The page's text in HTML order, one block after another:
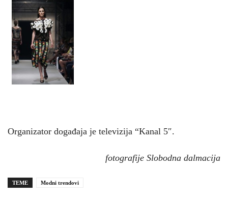
Organizator događaja je televizija “Kanal 5″.
fotografije Slobodna dalmacija
TEME Modni trendovi